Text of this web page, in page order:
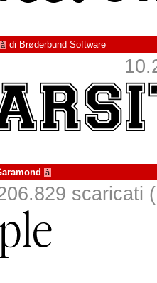
à di Brøderbund Software
à
scaricati